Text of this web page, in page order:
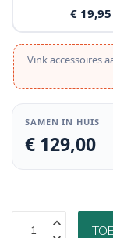
€ 19,95
Vink accessoires
SAMEN IN HUIS
€ 129,00